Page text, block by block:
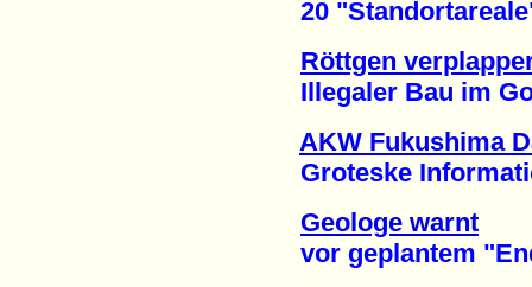
20 "Standortareale"
Röttgen
Illegaler Bau im
AKW Fukushima
Groteske
Geologe warnt
vor geplantem